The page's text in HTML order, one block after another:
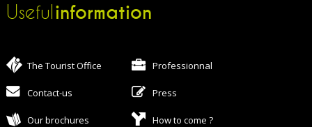
Usefulinformation
The Tourist Office Professionnal
Contact-us Press
Our brochures How to come ?